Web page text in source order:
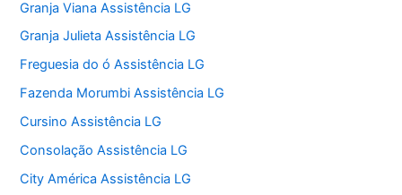
Granja Viana Assistência LG
Granja Julieta Assistência LG
Freguesia do ó Assistência LG
Fazenda Morumbi Assistência LG
Cursino Assistência LG
Consolação Assistência LG
City América Assistência LG